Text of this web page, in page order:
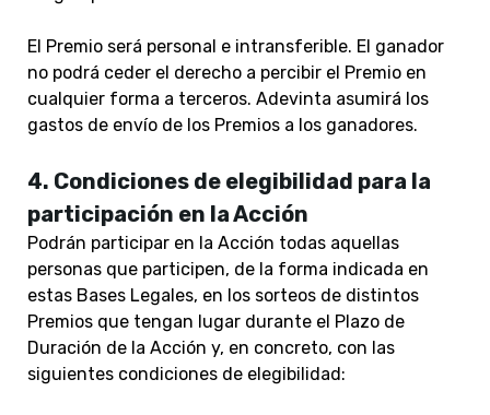
El Premio será personal e intransferible. El ganador
no podrá ceder el derecho a percibir el Premio en
cualquier forma a terceros. Adevinta asumirá los
gastos de envío de los Premios a los ganadores.
4. Condiciones de elegibilidad para la
participación en la Acción
Podrán participar en la Acción todas aquellas
personas que participen, de la forma indicada en
estas Bases Legales, en los sorteos de distintos
Premios que tengan lugar durante el Plazo de
Duración de la Acción y, en concreto, con las
siguientes condiciones de elegibilidad: